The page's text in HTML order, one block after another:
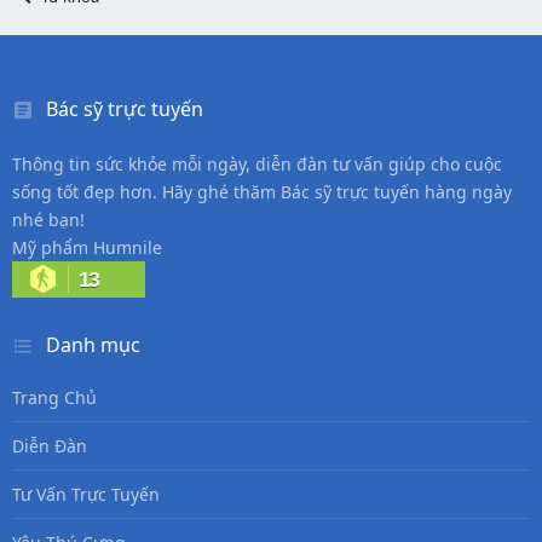
Bác sỹ trực tuyến
Thông tin sức khỏe mỗi ngày, diễn đàn tư vấn giúp cho cuộc
sống tốt đẹp hơn. Hãy ghé thăm Bác sỹ trực tuyến hàng ngày
nhé bạn!
Mỹ phẩm Humnile
13
Danh mục
Trang Chủ
Diễn Đàn
Tư Vấn Trực Tuyến